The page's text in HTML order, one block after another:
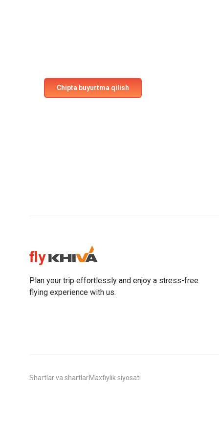
Chipta buyurtma qilish
Plan your trip effortlessly and enjoy a stress-free
flying experience with us.
Shartlar va shartlarMaxfiylik siyosati